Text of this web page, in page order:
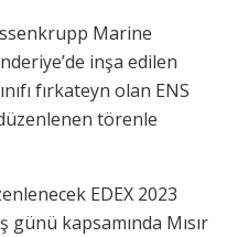
Marine
inşa edilen
fırkateyn olan ENS
törenle
EDEX 2023
günü kapsamında Mısır